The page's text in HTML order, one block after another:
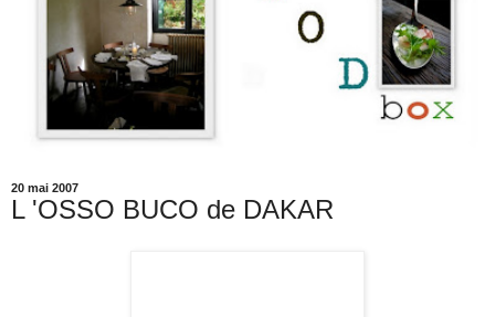
20 mai 2007
L 'OSSO BUCO de DAKAR